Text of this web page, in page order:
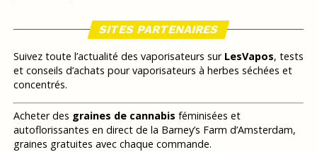
SITES PARTENAIRES
Suivez toute l’actualité des vaporisateurs sur LesVapos, tests
et conseils d’achats pour vaporisateurs à herbes séchées et
concentrés.
Acheter des graines de cannabis féminisées et
autoflorissantes en direct de la Barney’s Farm d’Amsterdam,
graines gratuites avec chaque commande.